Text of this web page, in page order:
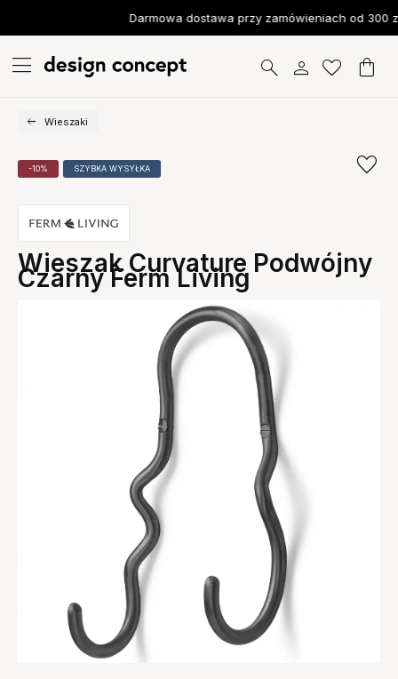
Darmowa dostawa przy zamówieniach od 300 zł
Wieszaki
-10% SZYBKA WYSYŁKA
Wieszak Curvature Podwójny
Czarny Ferm Living